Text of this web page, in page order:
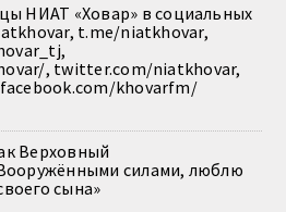
НИАТ «Ховар» в социальных
t.me/niatkhovar,
, twitter.com/niatkhovar,
khovarfm/
Верховный
силами, люблю
сына»